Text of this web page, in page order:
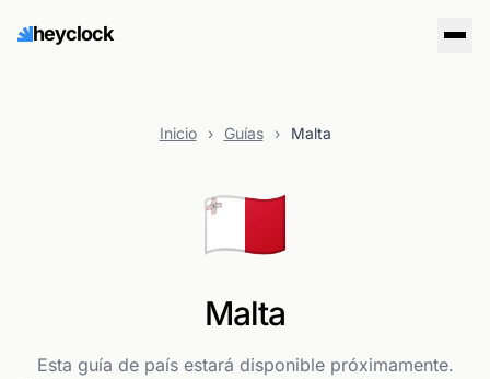
heyclock
Inicio › Guías › Malta
🇲🇹
Malta
Esta guía de país estará disponible próximamente.